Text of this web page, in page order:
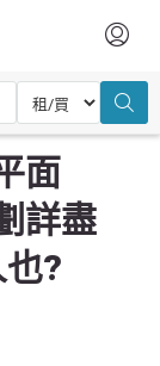
析! 星星地產何許人
面
詳盡
?